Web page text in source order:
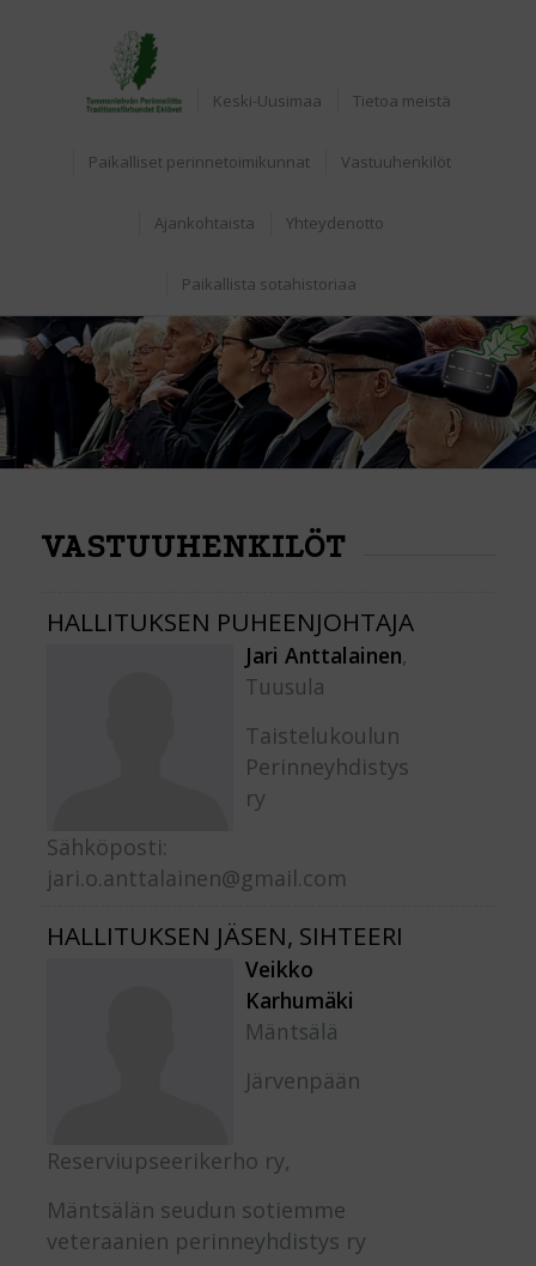
Keski-Uusimaa Tietoa meistä
Paikalliset perinnetoimikunnat Vastuuhenkilöt
Ajankohtaista Yhteydenotto
Paikallista sotahistoriaa
VASTUUHENKILÖT
HALLITUKSEN PUHEENJOHTAJA
Jari Anttalainen,
Tuusula
Taistelukoulun
Perinneyhdistys
ry
Sähköposti:
jari.o.anttalainen@gmail.com
HALLITUKSEN JÄSEN, SIHTEERI
Veikko
Karhumäki
Mäntsälä
Järvenpään
Reserviupseerikerho ry,
Mäntsälän seudun sotiemme
veteraanien perinneyhdistys ry